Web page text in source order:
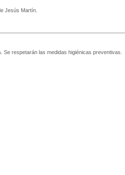
Jesús Martín.
Se respetarán las medidas higiénicas preventivas.